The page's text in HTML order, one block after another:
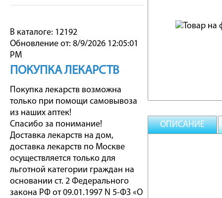
В каталоге: 12192
Обновление от: 8/9/2026 12:05:01
PM
ПОКУПКА ЛЕКАРСТВ
Покупка лекарств возможна
только при помощи самовывоза
из наших аптек!
Спасибо за понимание!
Доставка лекарств на дом,
доставка лекарств по Москве
осуществляется только для
льготной категории граждан на
основании ст. 2 Федерального
закона РФ от 09.01.1997 N 5-ФЗ «О
ОПИСАНИЕ